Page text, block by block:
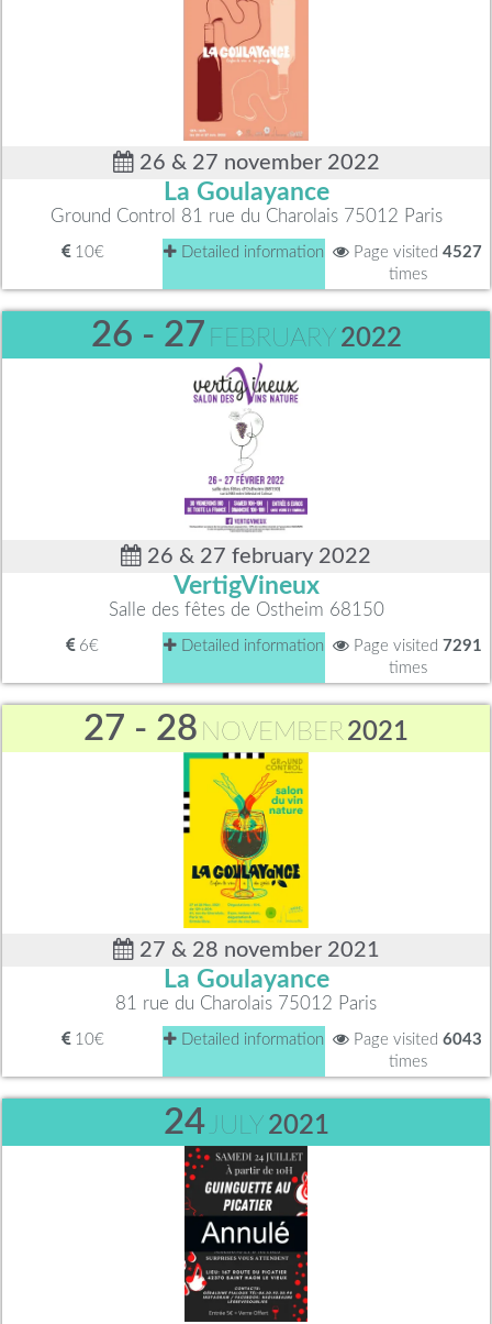
26 & 27 november 2022
La Goulayance
Ground Control 81 rue du Charolais 75012 Paris
10€ Detailed information Page visited 4527
times
26 - 27 FEBRUARY 2022
26 & 27 february 2022
VertigVineux
Salle des fêtes de Ostheim 68150
6€ Detailed information Page visited 7291
times
27 - 28 NOVEMBER2021
27 & 28 november 2021
La Goulayance
81 rue du Charolais 75012 Paris
10€ Detailed information Page visited 6043
times
24JULY 2021